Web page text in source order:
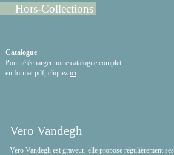
Hors-Collections
Catalogue
Pour télécharger notre catalogue complet
en format pdf, cliquez ici
Vero Vandegh
Vero Vandegh est graveur, elle propose régulièrement